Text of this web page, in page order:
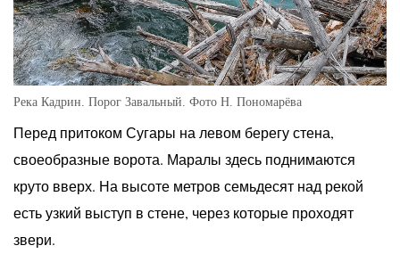
Река Кадрин. Порог Завальный. Фото Н. Пономарёва
Перед притоком Сугары на левом берегу стена,
своеобразные ворота. Маралы здесь поднимаются
круто вверх. На высоте метров семьдесят над рекой
есть узкий выступ в стене, через которые проходят
звери.